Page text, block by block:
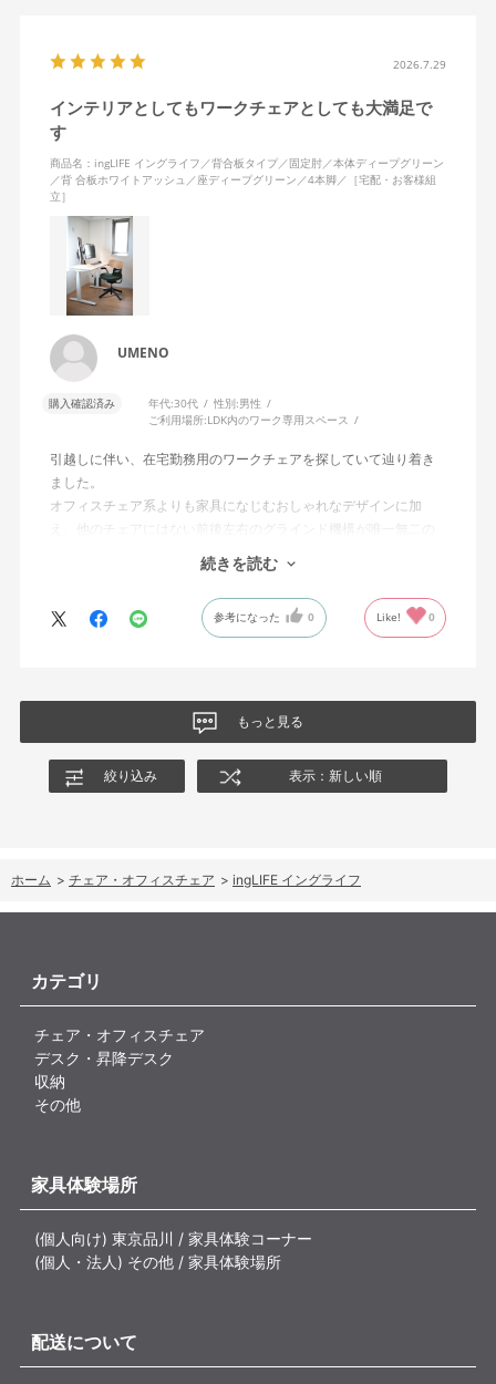
うど背面の角が肩甲骨の下にあたるのが気持ちいい……！
座面はゆらゆら左右にも揺れて、スキマなく続きがちなオンライ
ンミーティングの時間も、からだを動かすことでリラックスでき
ます。使ってみて気づいたことですが、固定肘の裏面、にぎった
ときに指があたる部分が、ほどよくプニプニと柔らかく安心感が
ありますね。
無意識にムダな力が入った状態でPC作業をする毎日でしたが、か
らだに余計な力をかけず、集中して座り続けられるようになりま
した。
リビングにワークスペースがあるため、インテリアになじむよ
う、背もたれは合板ミディアムアッシュ、4本脚を選択しました
だほうがいいと思います。ラクラク納品で配送をお願いしたとこ
り、「いよいよ使える！」というワクワクもありました。
自分が思ってた以上に生活空間になじみ、見た目も機能もとって
も満足。長く大切に使いたいと思います。
2026.7.29
インテリアとしてもワークチェアとしても大満足で
す
商品名：ingLIFE イングライフ／背合板タイプ／固定肘／本体ディープグリーン
／背 合板ホワイトアッシュ／座ディープグリーン／4本脚／［宅配・お客様組
立］
UMENO
購入確認済み 年代:30代 性別:男性
ご利用場所:LDK内のワーク専用スペース
引越しに伴い、在宅勤務用のワークチェアを探していて辿り着き
ました。
オフィスチェア系よりも家具になじむおしゃれなデザインに加
え、他のチェアにはない前後左右のグラインド機構が唯一無二の
価値を持っており、我が家自慢のインテリアです。
◯ingシリーズを実際に座ってみた感覚として、無印ingはグライン
ド感が強い＋オフィスチェア感が強く、ingCloudはふんわりしす
うという気になるバランスが良いと感じています
◯背もたれ部分を木材にするのは硬さの面で迷いましたが、ショ
ールームのKOKUYO社員さんからも「もたれかかるイスではない
のでそこまで心配しなくても大丈夫」とのコメント通り、実際使
続きを読む
参考になった 0 Like! 0
もっと見る
絞り込み 表示：新しい順
ホーム > チェア・オフィスチェア > ingLIFE イングライフ
カテゴリ
チェア・オフィスチェア
デスク・昇降デスク
収納
その他
家具体験場所
(個人向け) 東京品川 / 家具体験コーナー
(個人・法人) その他 / 家具体験場所
配送について